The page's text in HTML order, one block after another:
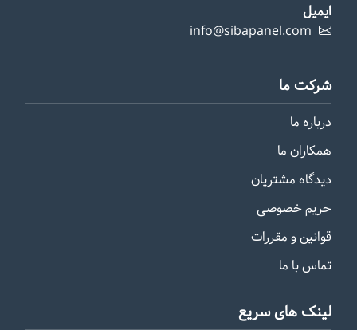
ایمیل
info@sibapanel.com
شرکت ما
درباره ما
همکاران ما
دیدگاه مشتریان
حریم خصوصی
قوانین و مقررات
تماس با ما
لینک های سریع